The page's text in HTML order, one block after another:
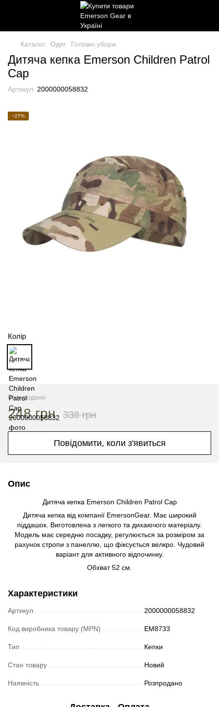
Каталог Одяг Головні убори
Дитяча кепка Emerson Children Patrol
Cap
Артикул: 2000000058832
−27%
Колір
Розпродано
248 грн 338 грн
Повідомити, коли з'явиться
Опис
Дитяча кепка Emerson Children Patrol Cap
Дитяча кепка від компанії EmersonGear. Має широкий
піддашок. Виготовлена з легкого та дихаючого матеріалу.
Модель має середню посадку, регулюється за розміром за
рахунок стропи з панеллю, що фіксується велкро. Чудовий
варіант для активного відпочинку.
Обхват 52 см.
Характеристики
Артикул 2000000058832
Код виробника товару (MPN) EM8733
Тип Кепки
Стан товару Новий
Наявність Розпродано